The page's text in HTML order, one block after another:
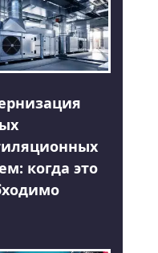
когда это